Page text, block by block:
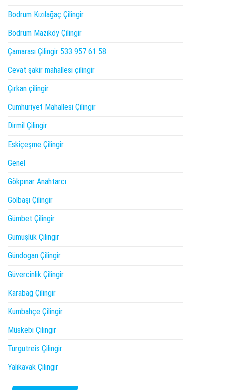
Bodrum Kızılağaç Çilingir
Bodrum Mazıköy Çilingir
Çamarası Çilingir 533 957 61 58
Cevat şakir mahallesi çilingir
Çırkan çilingir
Cumhuriyet Mahallesi Çilingir
Dirmil Çilingir
Eskiçeşme Çilingir
Genel
Gökpınar Anahtarcı
Gölbaşı Çilingir
Gümbet Çilingir
Gümüşlük Çilingir
Gündogan Çilingir
Güvercinlik Çilingir
Karabağ Çilingir
Kumbahçe Çilingir
Müskebi Çilingir
Turgutreis Çilingir
Yalıkavak Çilingir